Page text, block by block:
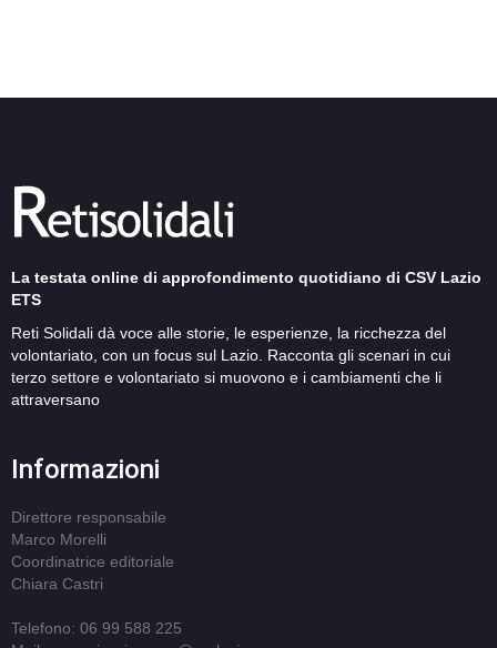
La testata online di approfondimento quotidiano di CSV Lazio
ETS
Reti Solidali dà voce alle storie, le esperienze, la ricchezza del
volontariato, con un focus sul Lazio. Racconta gli scenari in cui
terzo settore e volontariato si muovono e i cambiamenti che li
attraversano
Informazioni
Direttore responsabile
Marco Morelli
Coordinatrice editoriale
Chiara Castri
Telefono: 06 99 588 225